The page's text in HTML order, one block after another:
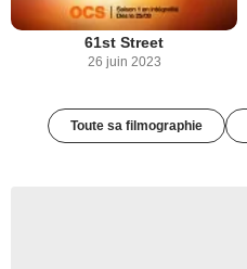
61st Street
26 juin 2023
Toute sa filmographie